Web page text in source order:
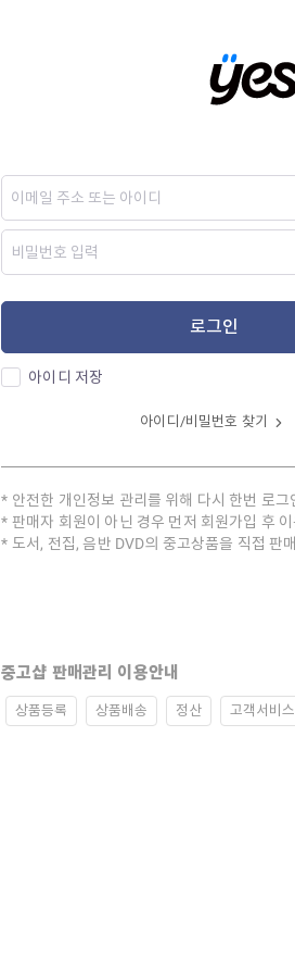
로그인
아이디 저장
아이디/비밀번호 찾기
안전한 개인정보 관리를 위해 다시 한번 로그
판매자 회원이 아닌 경우 먼저 회원가입 후
도서, 전집, 음반 DVD의 중고상품을 직접 판
중고샵 판매관리 이용안내
상품등록 상품배송 정산 고객서비